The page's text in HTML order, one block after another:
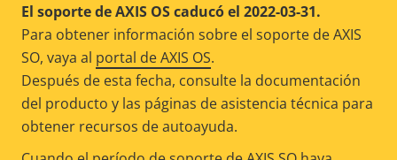
El soporte de AXIS OS caducó el 2022-03-31.
Para obtener información sobre el soporte de AXIS
SO, vaya al portal de AXIS OS.
Después de esta fecha, consulte la documentación
del producto y las páginas de asistencia técnica para
obtener recursos de autoayuda.